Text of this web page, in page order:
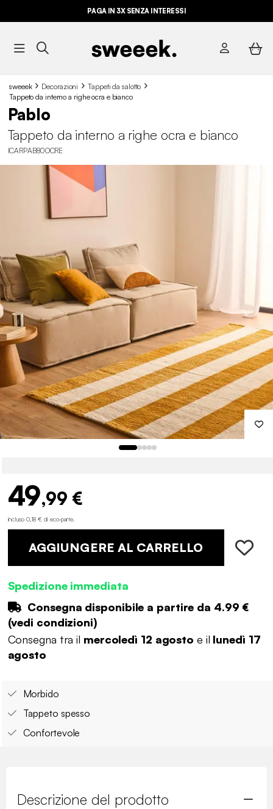
PAGA IN 3X SENZA INTERESSI
sweeek Decorazioni
Tappeti da salotto
Tappeto da interno a righe ocra e bianco
Pablo
Tappeto da interno a righe ocra e bianco
ICARPAB80OCRE
49,99 €
incluso 0,18 € di eco-parte.
AGGIUNGERE AL CARRELLO
Spedizione immediata
Consegna disponibile a partire da 4.99 €
(vedi condizioni)
Consegna tra il mercoledì 12 agosto e il lunedì 17
agosto
Morbido
Tappeto spesso
Confortevole
Descrizione del prodotto